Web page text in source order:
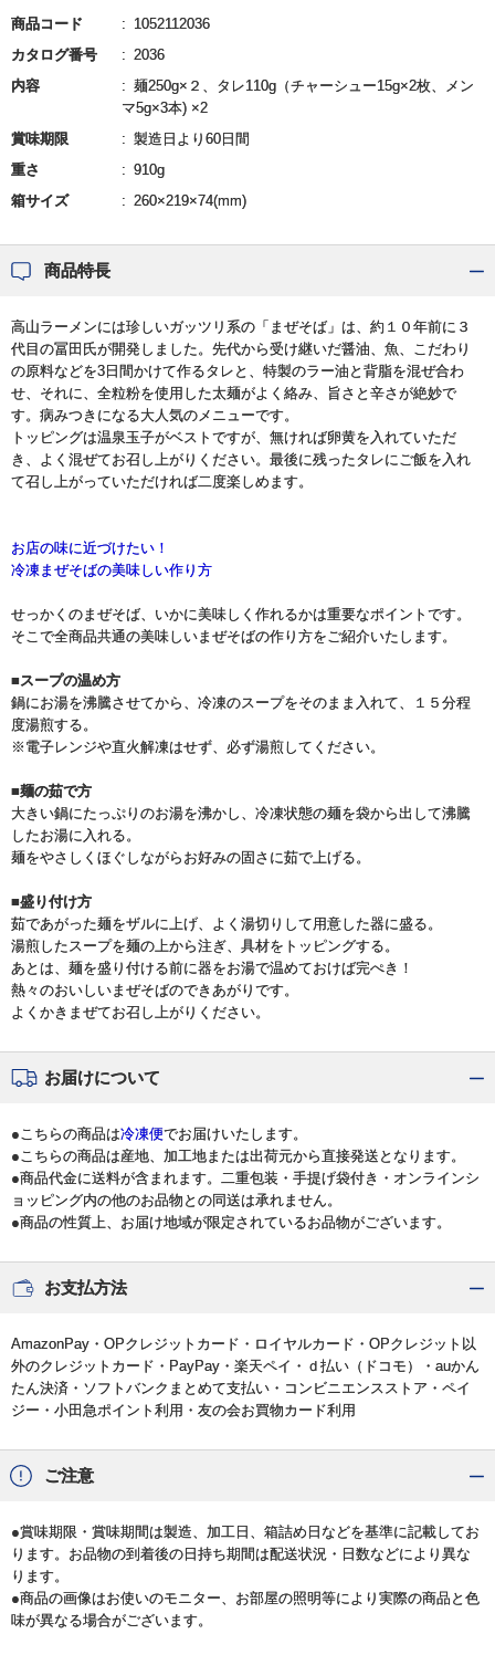
商品コード
1052112036
カタログ番号
2036
内容
麺250g×２、タレ110g（チャーシュー15g×2枚、メン
マ5g×3本) ×2
賞味期限
製造日より60日間
重さ
910g
箱サイズ
260×219×74(mm)
商品特長
高山ラーメンには珍しいガッツリ系の「まぜそば」は、約１０年前に３
代目の冨田氏が開発しました。先代から受け継いだ醤油、魚、こだわり
の原料などを3日間かけて作るタレと、特製のラー油と背脂を混ぜ合わ
せ、それに、全粒粉を使用した太麺がよく絡み、旨さと辛さが絶妙で
す。病みつきになる大人気のメニューです。
トッピングは温泉玉子がベストですが、無ければ卵黄を入れていただ
き、よく混ぜてお召し上がりください。最後に残ったタレにご飯を入れ
て召し上がっていただければ二度楽しめます。
お店の味に近づけたい！
冷凍まぜそばの美味しい作り方
せっかくのまぜそば、いかに美味しく作れるかは重要なポイントです。
そこで全商品共通の美味しいまぜそばの作り方をご紹介いたします。
■スープの温め方
鍋にお湯を沸騰させてから、冷凍のスープをそのまま入れて、１５分程
度湯煎する。
※電子レンジや直火解凍はせず、必ず湯煎してください。
■麺の茹で方
大きい鍋にたっぷりのお湯を沸かし、冷凍状態の麺を袋から出して沸騰
したお湯に入れる。
麺をやさしくほぐしながらお好みの固さに茹で上げる。
■盛り付け方
茹であがった麺をザルに上げ、よく湯切りして用意した器に盛る。
湯煎したスープを麺の上から注ぎ、具材をトッピングする。
あとは、麺を盛り付ける前に器をお湯で温めておけば完ぺき！
熱々のおいしいまぜそばのできあがりです。
よくかきまぜてお召し上がりください。
お届けについて
●こちらの商品は冷凍便でお届けいたします。
●こちらの商品は産地、加工地または出荷元から直接発送となります。
●商品代金に送料が含まれます。二重包装・手提げ袋付き・オンラインシ
ョッピング内の他のお品物との同送は承れません。
●商品の性質上、お届け地域が限定されているお品物がございます。
お支払方法
AmazonPay・OPクレジットカード・ロイヤルカード・OPクレジット以
外のクレジットカード・PayPay・楽天ペイ・ｄ払い（ドコモ）・auかん
たん決済・ソフトバンクまとめて支払い・コンビニエンスストア・ペイ
ジー・小田急ポイント利用・友の会お買物カード利用
ご注意
●賞味期限・賞味期間は製造、加工日、箱詰め日などを基準に記載してお
ります。お品物の到着後の日持ち期間は配送状況・日数などにより異な
ります。
●商品の画像はお使いのモニター、お部屋の照明等により実際の商品と色
味が異なる場合がございます。